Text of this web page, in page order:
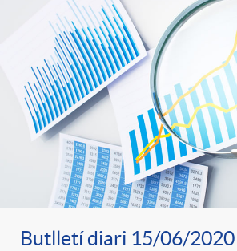
Butlletí diari 15/06/2020